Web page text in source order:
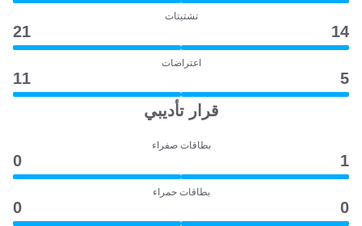
تشتيتات
14
21
اعتراضات
5
11
قرار تأديبي
بطاقات صفراء
1
0
بطاقات حمراء
0
0